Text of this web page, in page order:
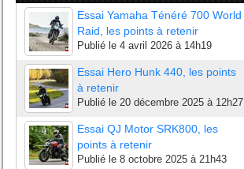
Essai Yamaha Ténéré 700 World
Raid, les points à retenir
Publié le 4 avril 2026 à 14h19
Essai Hero Hunk 440, les points
à retenir
Publié le 20 décembre 2025 à 12h27
Essai QJ Motor SRK800, les
points à retenir
Publié le 8 octobre 2025 à 21h43